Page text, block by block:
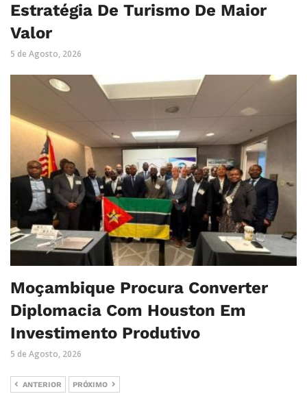
Estratégia De Turismo De Maior
Valor
5 de Agosto, 2026
Moçambique Procura Converter
Diplomacia Com Houston Em
Investimento Produtivo
5 de Agosto, 2026
ANTERIOR PRÓXIMO